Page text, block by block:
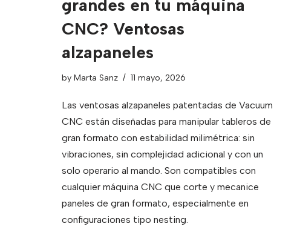
grandes en tu máquina
CNC? Ventosas
alzapaneles
by Marta Sanz 11 mayo, 2026
Las ventosas alzapaneles patentadas de Vacuum
CNC están diseñadas para manipular tableros de
gran formato con estabilidad milimétrica: sin
vibraciones, sin complejidad adicional y con un
solo operario al mando. Son compatibles con
cualquier máquina CNC que corte y mecanice
paneles de gran formato, especialmente en
configuraciones tipo nesting.